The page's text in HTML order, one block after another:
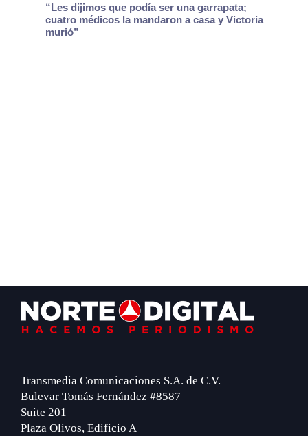
“Les dijimos que podía ser una garrapata;
cuatro médicos la mandaron a casa y Victoria
murió”
Footer
Transmedia Comunicaciones S.A. de C.V.
Bulevar Tomás Fernández #8587
Suite 201
Plaza Olivos, Edificio A